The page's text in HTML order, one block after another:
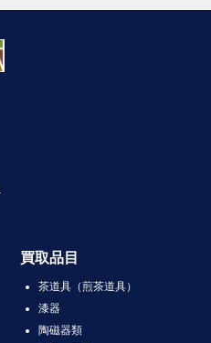
買取品目
茶道具（煎茶道具）
漆器
陶磁器類